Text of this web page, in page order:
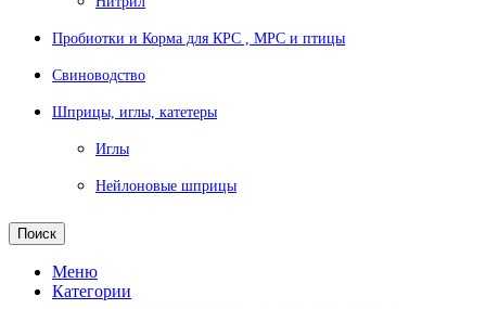
Пробиотки и Корма для КРС , МРС и птицы
Свиноводство
Шприцы, иглы, катетеры
Иглы
Нейлоновые шприцы
Поиск
Меню
Категории